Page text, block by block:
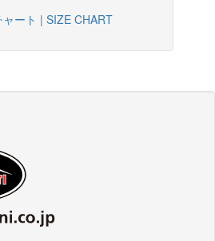
ャート | SIZE CHART